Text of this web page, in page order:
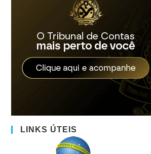
LINKS ÚTEIS